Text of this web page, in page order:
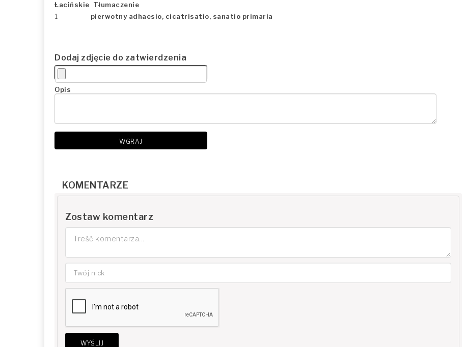
Łacińskie Tłumaczenie
1
pierwotny adhaesio, cicatrisatio, sanatio primaria
Dodaj zdjęcie do zatwierdzenia
Opis
WGRAJ
KOMENTARZE
Zostaw komentarz
WYŚLIJ